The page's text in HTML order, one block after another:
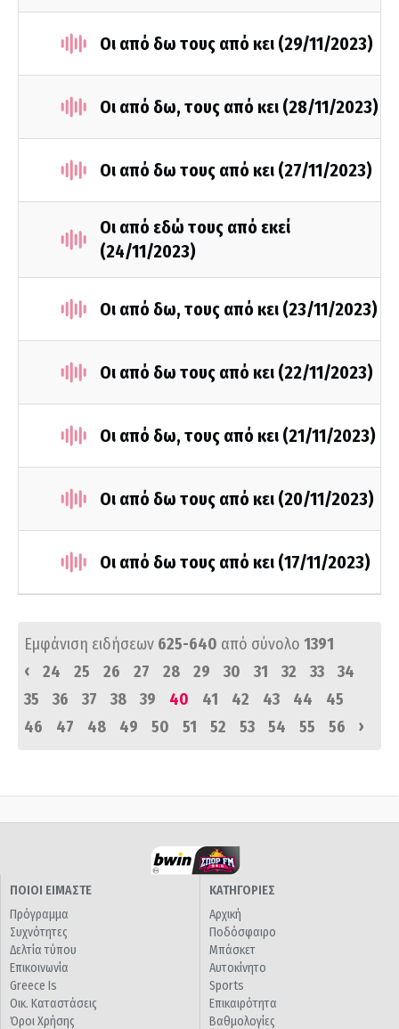
Οι από δω τους από κει (29/11/2023)
Οι από δω, τους από κει (28/11/2023)
Οι από δω τους από κει (27/11/2023)
Οι από εδώ τους από εκεί
(24/11/2023)
Οι από δω, τους από κει (23/11/2023)
Οι από δω τους από κει (22/11/2023)
Οι από δω, τους από κει (21/11/2023)
Οι από δω τους από κει (20/11/2023)
Οι από δω τους από κει (17/11/2023)
Εμφάνιση ειδήσεων 625-640 από σύνολο 1391
‹
24 25 26 27 28 29 30 31 32 33
34
35
36 37 38 39 40 41 42 43 44
45
46
47 48 49 50 51 52 53 54 55 56 ›
ΠΟΙΟΙ ΕΙΜΑΣΤΕ
Πρόγραμμα
Συχνότητες
Δελτία τύπου
Επικοινωνία
Greece Is
Οικ. Καταστάσεις
Όροι Χρήσης
ΚΑΤΗΓΟΡΙΕΣ
Αρχική
Ποδόσφαιρο
Μπάσκετ
Αυτοκίνητο
Sports
Επικαιρότητα
Βαθμολογίες